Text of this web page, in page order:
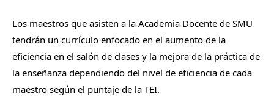
Los maestros que asisten a la Academia Docente de SMU
tendrán un currículo enfocado en el aumento de la
eficiencia en el salón de clases y la mejora de la práctica de
la enseñanza dependiendo del nivel de eficiencia de cada
maestro según el puntaje de la TEI.